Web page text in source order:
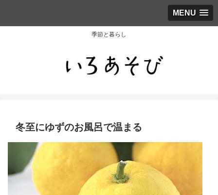
MENU
季節と暮らし
冬至にゆずのお風呂で温まる